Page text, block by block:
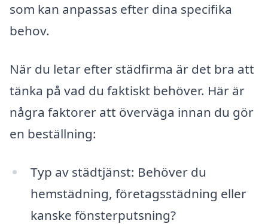
som kan anpassas efter dina specifika
behov.
När du letar efter städfirma är det bra att
tänka på vad du faktiskt behöver. Här är
några faktorer att överväga innan du gör
en beställning:
Typ av städtjänst: Behöver du
hemstädning, företagsstädning eller
kanske fönsterputsning?